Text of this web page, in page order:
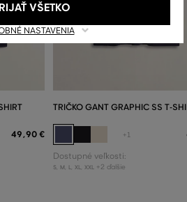
49,90 €
TRIČKO GANT GRAPHIC SS T-
+1
Dostupné veľkosti:
S M L XL XXL +2 ďalšie
NASTAVENIA
VŠETKO